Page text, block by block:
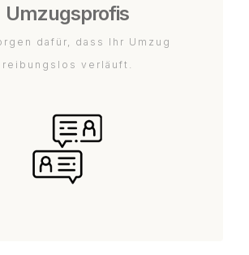
Umzugsprofis
dafür, dass Ihr Umzug
reibungslos verläuft.